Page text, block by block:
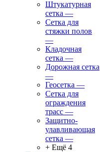
Штукатурная
сетка —
Сетка для
стяжки полов
—
Кладочная
сетка —
Дорожная сетка
—
Геосетка —
Сетка для
ограждения
трасс —
Защитно-
улавливающая
сетка —
+ Ещё 4